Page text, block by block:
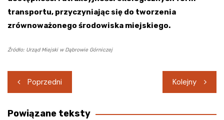
transportu, przyczyniając się do tworzenia
zrównoważonego środowiska miejskiego.
Źródło: Urząd Miejski w Dąbrowie Górniczej
Nawigacja
wpisu
Poprzedni Kolejny
Powiązane teksty